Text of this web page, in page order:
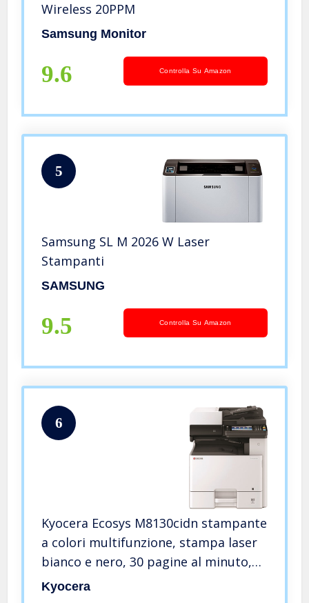
Wireless 20PPM
Samsung Monitor
9.6 Controlla Su Amazon
5
Samsung SL M 2026 W Laser
Stampanti
SAMSUNG
9.5 Controlla Su Amazon
6
Kyocera Ecosys M8130cidn stampante
a colori multifunzione, stampa laser
bianco e nero, 30 pagine al minuto,
mobile print
Kyocera